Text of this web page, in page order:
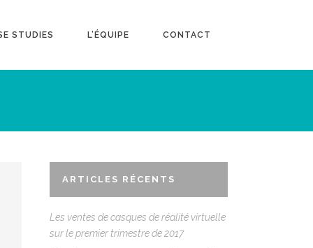
STUDIES L’ÉQUIPE CONTACT
ARTICLES RÉCENTS
Les ventes de casques de réalité virtuelle
sur le premier trimestre de 2017